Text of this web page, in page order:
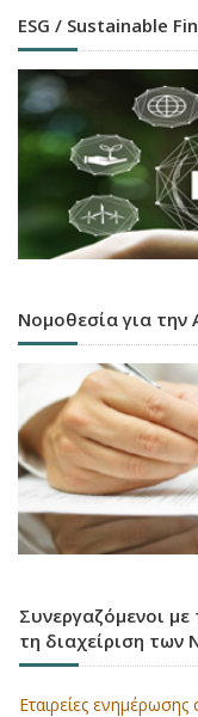
ESG / Sustainable
Νομοθεσία για την
Συνεργαζόμενοι
τη διαχείριση των
Εταιρείες